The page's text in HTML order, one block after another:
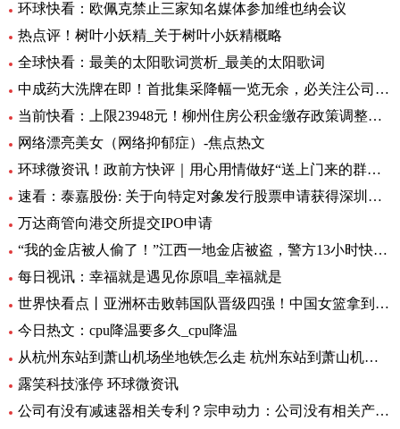
环球快看：欧佩克禁止三家知名媒体参加维也纳会议
热点评！树叶小妖精_关于树叶小妖精概略
全球快看：最美的太阳歌词赏析_最美的太阳歌词
中成药大洗牌在即！首批集采降幅一览无余，必关注公司火线全揭秘，投资风险哪里藏？
当前快看：上限23948元！柳州住房公积金缴存政策调整，7月起执行
网络漂亮美女（网络抑郁症）-焦点热文
环球微资讯！政前方快评｜用心用情做好“送上门来的群众工作”
速看：泰嘉股份: 关于向特定对象发行股票申请获得深圳证券交易所上市审核中心审核通过的公告
万达商管向港交所提交IPO申请
“我的金店被人偷了！”江西一地金店被盗，警方13小时快速侦破 每日看点
每日视讯：幸福就是遇见你原唱_幸福就是
世界快看点丨亚洲杯击败韩国队晋级四强！中国女篮拿到世界杯及奥运资格赛席位
今日热文：cpu降温要多久_cpu降温
从杭州东站到萧山机场坐地铁怎么走 杭州东站到萧山机场有地铁 环球要闻
露笑科技涨停 环球微资讯
公司有没有减速器相关专利？宗申动力：公司没有相关产品以及专利